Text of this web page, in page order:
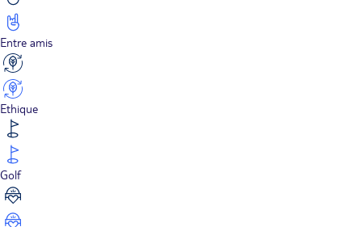
Entre amis
Ethique
Golf